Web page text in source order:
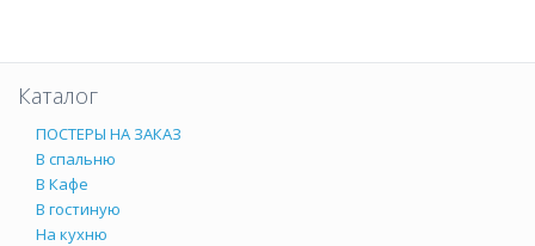
Каталог
ПОСТЕРЫ НА ЗАКАЗ
В спальню
В Кафе
В гостиную
На кухню